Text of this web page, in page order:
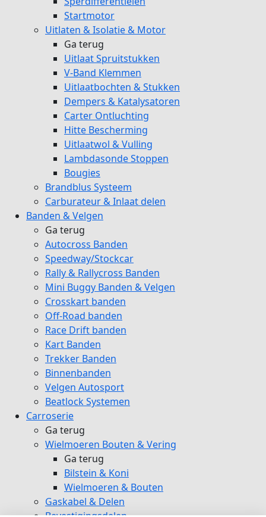
Startmotor
Uitlaten & Isolatie & Motor
Ga terug
Uitlaat Spruitstukken
V-Band Klemmen
Uitlaatbochten & Stukken
Dempers & Katalysatoren
Carter Ontluchting
Hitte Bescherming
Uitlaatwol & Vulling
Lambdasonde Stoppen
Bougies
Brandblus Systeem
Carburateur & Inlaat delen
Banden & Velgen
Ga terug
Autocross Banden
Speedway/Stockcar
Rally & Rallycross Banden
Mini Buggy Banden & Velgen
Crosskart banden
Off-Road banden
Race Drift banden
Kart Banden
Trekker Banden
Binnenbanden
Velgen Autosport
Beatlock Systemen
Carroserie
Ga terug
Wielmoeren Bouten & Vering
Ga terug
Bilstein & Koni
Wielmoeren & Bouten
Gaskabel & Delen